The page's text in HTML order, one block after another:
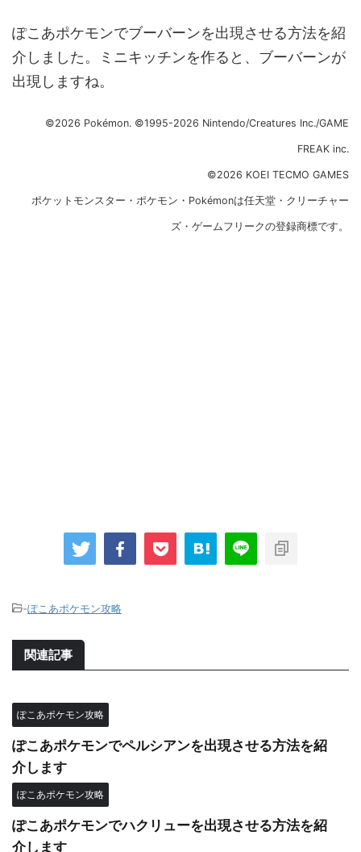
ぽこあポケモンでブーバーンを出現させる方法を紹
介しました。ミニキッチンを作ると、ブーバーンが
出現しますね。
©2026 Pokémon. ©1995-2026 Nintendo/Creatures Inc./GAME
FREAK inc.
©2026 KOEI TECMO GAMES
ポケットモンスター・ポケモン・Pokémonは任天堂・クリーチャー
ズ・ゲームフリークの登録商標です。
-ぽこあポケモン攻略
関連記事
ぽこあポケモン攻略
ぽこあポケモンでペルシアンを出現させる方法を紹
介します
ぽこあポケモン攻略
ぽこあポケモンでハクリューを出現させる方法を紹
介します